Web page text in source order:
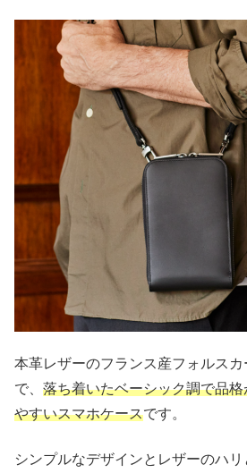
本革レザーのフランス産フォルス
で、 落ち着いたベーシック調で品
やすいスマホケースです。
シンプルなデザインとレザーのハリ